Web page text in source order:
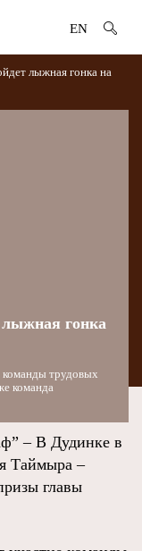
EN
лыжная гонка на
гонка
трудовых
команда
– В Дудинке в
Таймыра –
главы